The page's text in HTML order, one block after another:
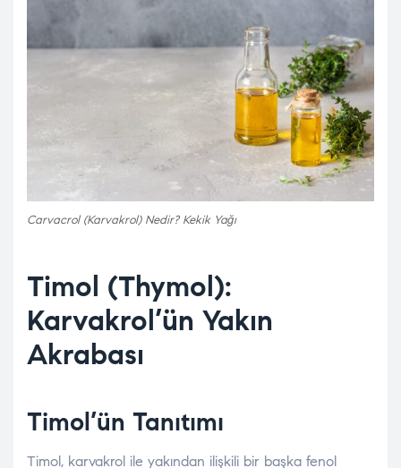
Carvacrol (Karvakrol) Nedir? Kekik Yağı
Timol (Thymol):
Karvakrol’ün Yakın
Akrabası
Timol’ün Tanıtımı
Timol, karvakrol ile yakından ilişkili bir başka fenol